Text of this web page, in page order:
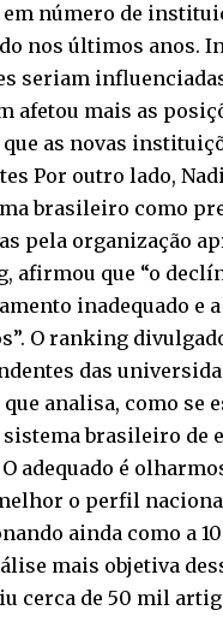
número de
nos últimos anos.
seriam
afetou mais as
as novas
Por outro lado,
brasileiro como
pela organização
afirmou que “o
inadequado e
O ranking
das
analisa, como se
sistema brasileiro de
adequado é
o perfil
ainda como a
mais objetiva
cerca de 50 mil